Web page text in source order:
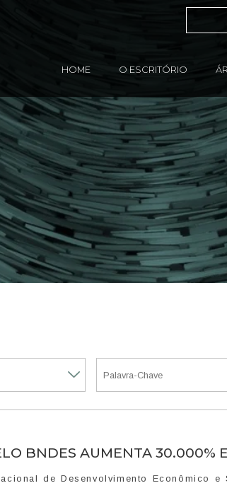
HOME O ESCRITÓRIO
BNDES AUMENTA 30.000%
de Desenvolvimento Econômico e